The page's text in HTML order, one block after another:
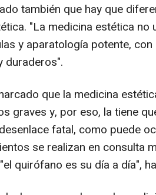
también que hay que
"La medicina estética no
y aparatología potente,
duraderos".
que la medicina
graves y, por eso, la tiene
fatal, como puede
se realizan en consulta
quirófano es su día a día",